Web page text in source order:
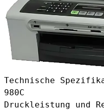
Technische
980C
Druckleistung und